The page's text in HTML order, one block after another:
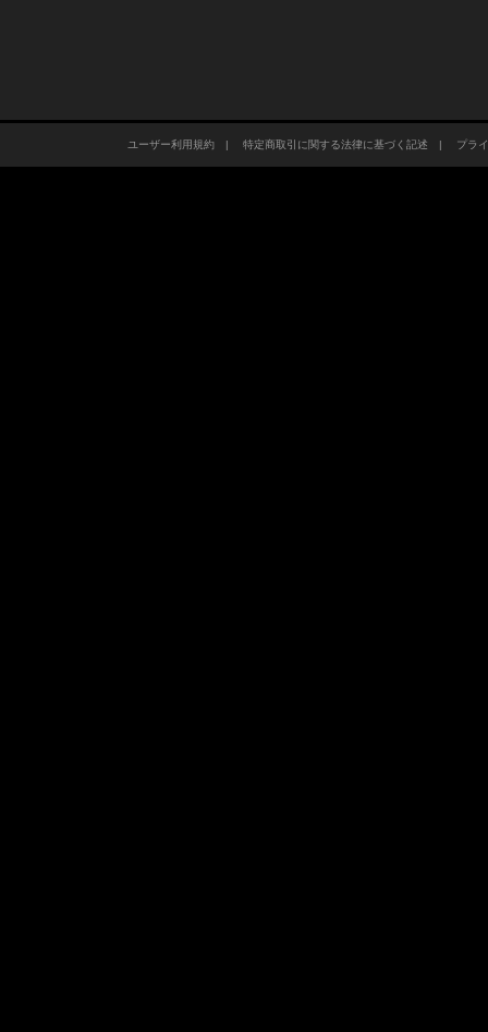
ユーザー利用規約| 特定商取引に関する法律に基づく記述 | プラ